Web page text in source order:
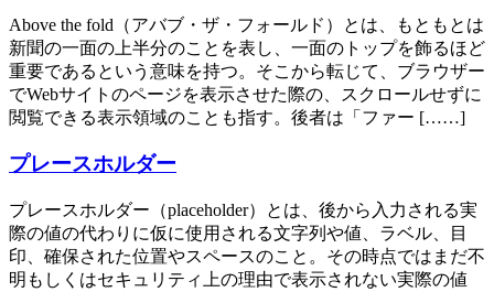
Above the fold（アバブ・ザ・フォールド）とは、もともとは
新聞の一面の上半分のことを表し、一面のトップを飾るほど
重要であるという意味を持つ。そこから転じて、ブラウザー
でWebサイトのページを表示させた際の、スクロールせずに
閲覧できる表示領域のことも指す。後者は「ファー [……]
プレースホルダー
プレースホルダー（placeholder）とは、後から入力される実
際の値の代わりに仮に使用される文字列や値、ラベル、目
印、確保された位置やスペースのこと。その時点ではまだ不
明もしくはセキュリティ上の理由で表示されない実際の値